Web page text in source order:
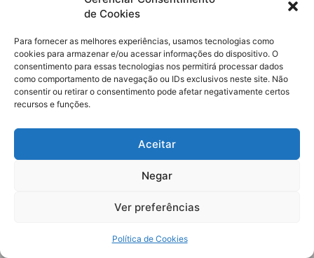
de Cookies
Para fornecer as melhores experiências, usamos tecnologias como
cookies para armazenar e/ou acessar informações do dispositivo. O
consentimento para essas tecnologias nos permitirá processar dados
como comportamento de navegação ou IDs exclusivos neste site. Não
consentir ou retirar o consentimento pode afetar negativamente certos
recursos e funções.
Aceitar
Negar
Ver preferências
Política de Cookies
SIGA-NOS
© DF em destaque 2023. Todos direitos reservados.